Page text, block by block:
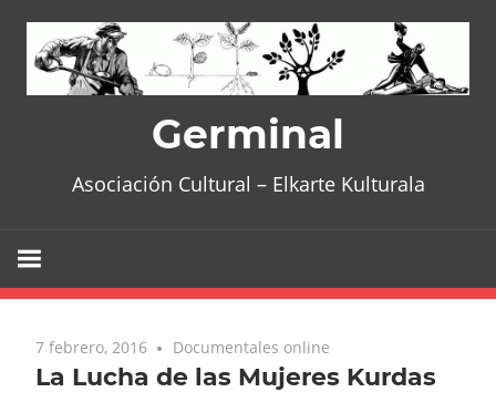
content
Germinal
Asociación Cultural – Elkarte Kulturala
7 febrero, 2016 No comments
Documentales online
La Lucha de las Mujeres Kurdas